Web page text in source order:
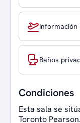
Información
Baños
Condiciones
Esta sala se
Toronto